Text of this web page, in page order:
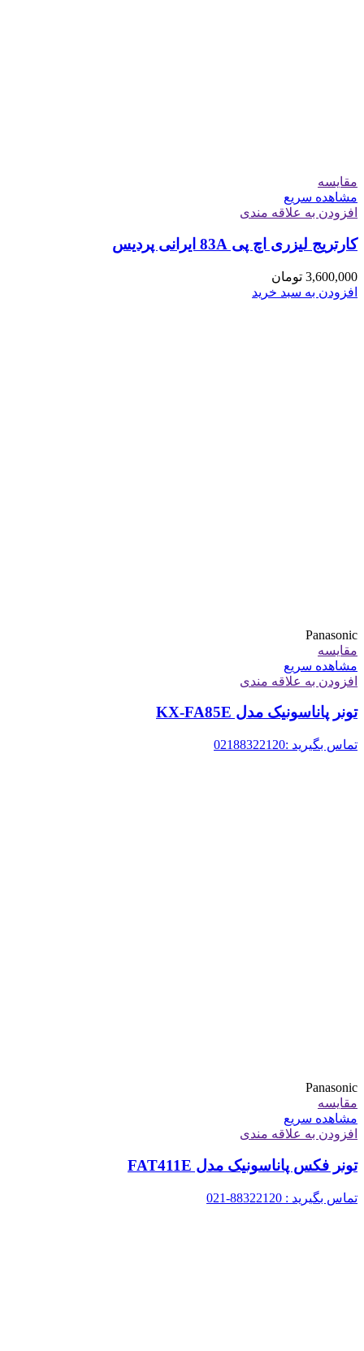
مقایسه
مشاهده سریع
افزودن به علاقه مندی
کارتریج لیزری اچ پی 83A ایرانی پردیس
3,600,000 تومان
افزودن به سبد خرید
Panasonic
مقایسه
مشاهده سریع
افزودن به علاقه مندی
تونر پاناسونیک مدل KX-FA85E
تماس بگیرید :02188322120
Panasonic
مقایسه
مشاهده سریع
افزودن به علاقه مندی
تونر فکس پاناسونیک مدل FAT411E
تماس بگیرید : 88322120-021